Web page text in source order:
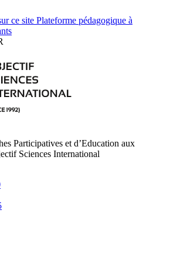
ce site Plateforme pédagogique à
Participatives et d’Education aux
Sciences International